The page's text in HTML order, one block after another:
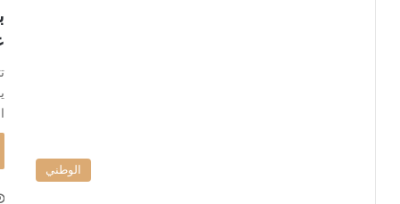
الوطني